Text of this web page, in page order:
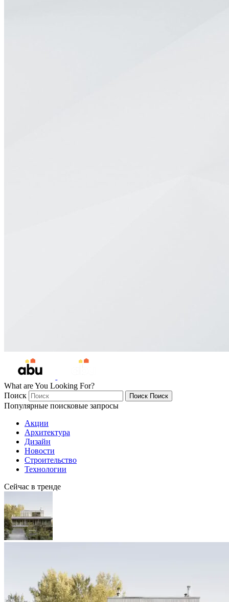
What are You Looking For?
Поиск
Поиск Поиск
Популярные поисковые запросы
Акции
Архитектура
Дизайн
Новости
Строительство
Технологии
Сейчас в тренде